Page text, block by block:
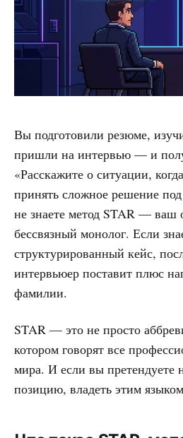
Вы подготовили резюме,
пришли на интервью — и
«Расскажите о ситуации,
принять сложное решение
не знаете метод STAR — ваш
бессвязный монолог. Если
структурированный кейс,
интервьюер поставит плюс
фамилии.
STAR — это не просто
котором говорят все
мира. И если вы претендуете
позицию, владеть этим